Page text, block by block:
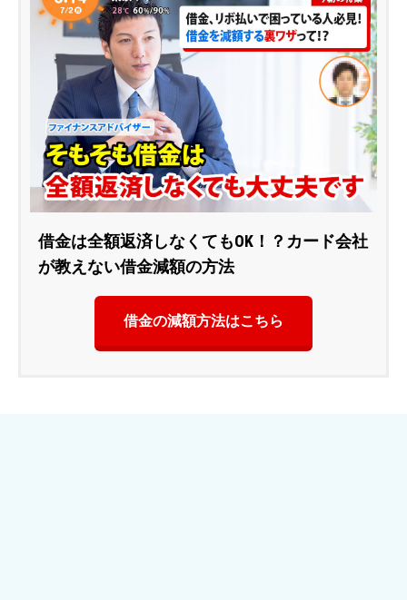
借金は全額返済しなくてもOK！？カード会社
が教えない借金減額の方法
借金の減額方法はこちら